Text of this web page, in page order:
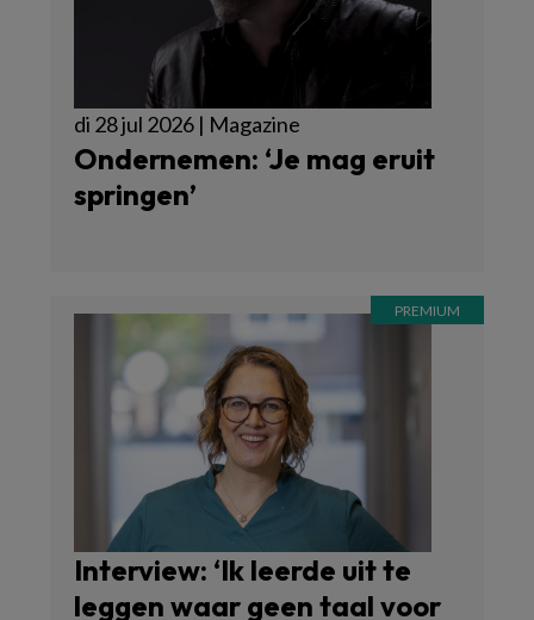
di 28 jul 2026 | Magazine
Ondernemen: ‘Je mag eruit
springen’
Interview: ‘Ik leerde uit te
leggen waar geen taal voor